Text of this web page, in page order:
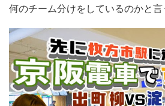
何のチーム分けをしているのかと